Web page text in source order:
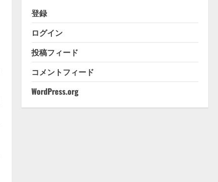
登録
ログイン
投稿フィード
コメントフィード
WordPress.org